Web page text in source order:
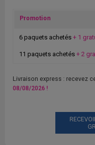
Promotion
6 paquets achetés + 1
11 paquets achetés + 2
Livraison express : recevez
08/08/2026 !